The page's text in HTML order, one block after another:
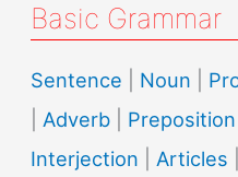
Basic Grammar
Sentence Noun
Adverb Preposition
Interjection
Articles